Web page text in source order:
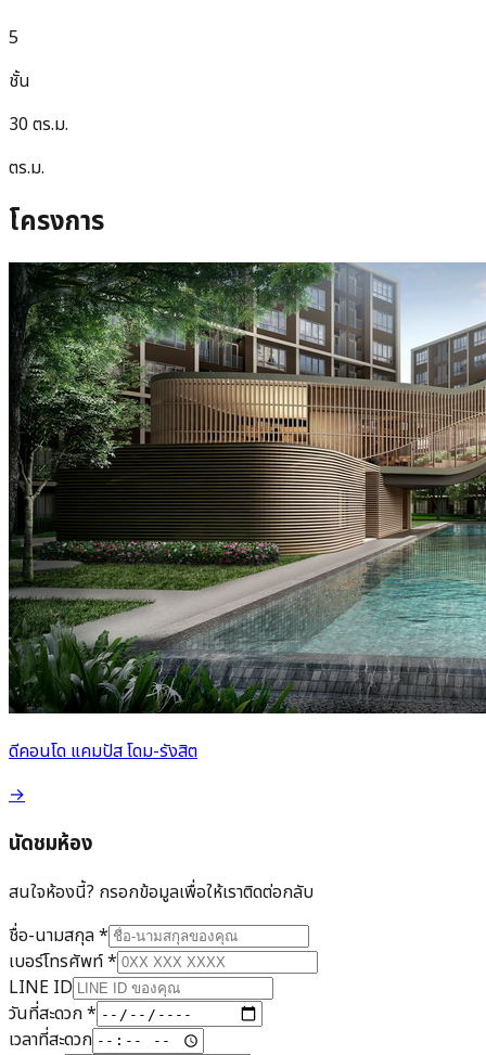
5
ชั้น
30 ตร.ม.
ตร.ม.
โครงการ
ดีคอนโด แคมปัส โดม-รังสิต
→
นัดชมห้อง
สนใจห้องนี้? กรอกข้อมูลเพื่อให้เราติดต่อกลับ
ชื่อ-นามสกุล*
เบอร์โทรศัพท์*
LINE ID
วันที่สะดวก*
เวลาที่สะดวก